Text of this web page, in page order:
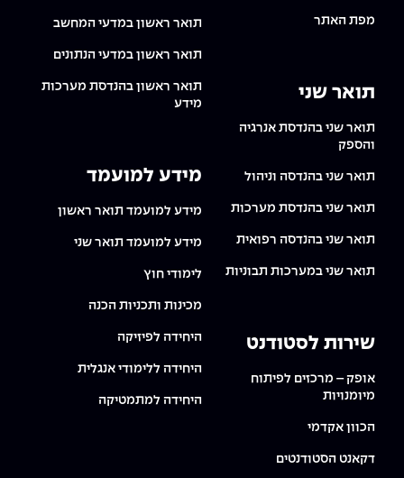
מפת האתר
תואר שני
תואר שני בהנדסת אנרגיה
והספק
תואר שני בהנדסה וניהול
תואר שני בהנדסת מערכות
תואר שני בהנדסה רפואית
תואר שני במערכות תבוניות
שירות לסטודנט
אופק – מרכזים לפיתוח
מיומנויות
הכוון אקדמי
דקאנט הסטודנטים
תואר ראשון במדעי המחשב
תואר ראשון במדעי הנתונים
תואר ראשון בהנדסת מערכות
מידע
מידע למועמד
מידע למועמד תואר ראשון
מידע למועמד תואר שני
לימודי חוץ
מכינות ותכניות הכנה
היחידה לפיזיקה
היחידה ללימודי אנגלית
היחידה למתמטיקה